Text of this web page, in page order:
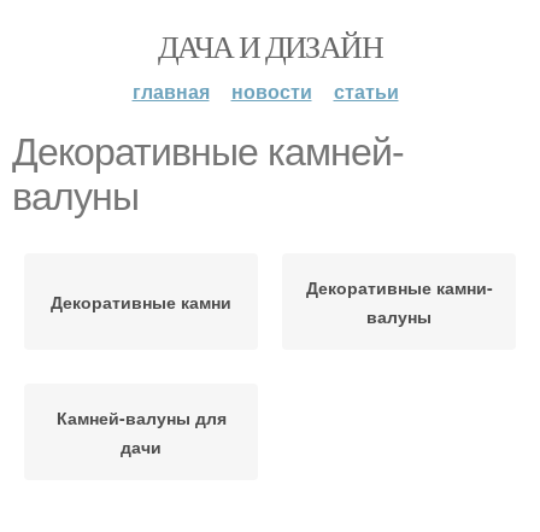
ДАЧА И ДИЗАЙН
главная новости статьи
Декоративные камней-
валуны
Декоративные камни
Декоративные камни-
валуны
Камней-валуны для
дачи